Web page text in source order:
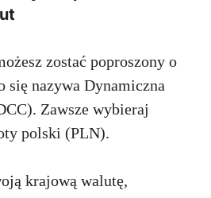
zostać poproszony o
się nazywa Dynamiczna
Zawsze wybieraj
polski (PLN).
krajową walutę,